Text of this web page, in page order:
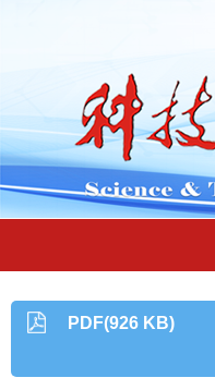
PDF(926 KB)